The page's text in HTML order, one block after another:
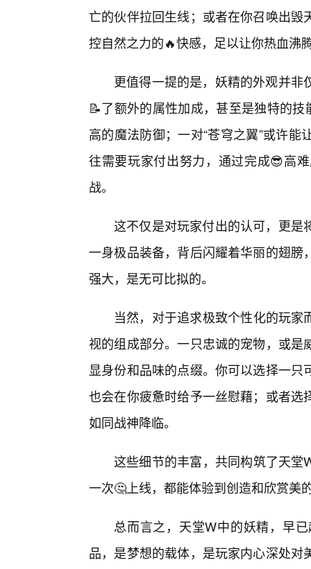
亡的伙伴拉回生线；或者在你召唤出
控自然之力的🔥快感，足以让你热血沸
更值得一提的是，妖精的外观并
📝了额外的属性加成，甚至是独特的
高的魔法防御；一对“苍穹之翼”或许
往需要玩家付出努力，通过完成😎高
战。
这不仅是对玩家付出的认可，更是
一身极品装备，背后闪耀着华丽的翅
强大，是无可比拟的。
当然，对于追求极致个性化的玩
视的组成部分。一只忠诚的宠物，或
显身份和品味的点缀。你可以选择一
也会在你疲惫时给予一丝慰藉；或者
如同战神降临。
这些细节的丰富，共同构筑了天
一次🤔上线，都能体验到创造和欣赏美
总而言之，天堂W中的妖精，早
品，是梦想的载体，是玩家内心深处